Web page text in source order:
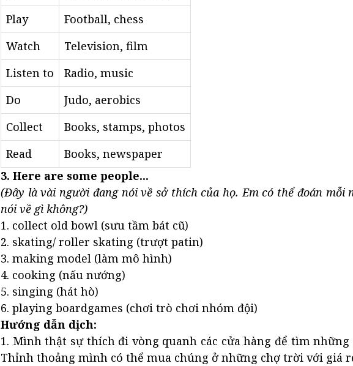
Play
Football, chess
Watch
Television, film
Listen to
Radio, music
Do
Judo, aerobics
Collect
Books, stamps, photos
Read
Books, newspaper
3. Here are some people...
(Đây là vài người đang nói về sở thích của họ. Em có thể đoán mỗi
nói về gì không?)
1. collect old bowl (sưu tầm bát cũ)
2. skating/ roller skating (trượt patin)
3. making model (làm mô hình)
4. cooking (nấu nướng)
5. singing (hát hò)
6. playing boardgames (chơi trò chơi nhóm đội)
Hướng dẫn dịch:
1. Mình thật sự thích đi vòng quanh các cửa hàng để tìm những
Thỉnh thoảng mình có thể mua chúng ở những chợ trời với giá